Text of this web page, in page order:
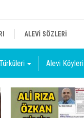
ALEVİ SÖZLERİ
Alevi Köyleri